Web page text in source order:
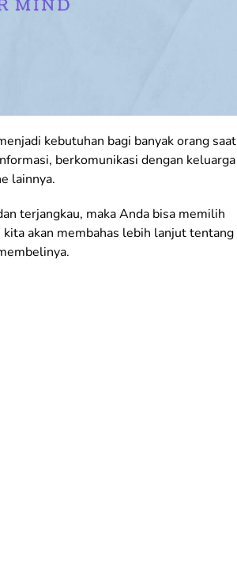
kebutuhan bagi banyak orang saat
berkomunikasi dengan keluarga
lainnya.
terjangkau, maka Anda bisa memilih
akan membahas lebih lanjut tentang